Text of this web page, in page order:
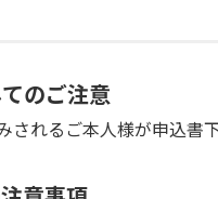
のご注意
れるご本人様が申込書